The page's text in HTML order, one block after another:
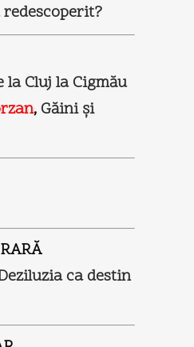
la Cluj la Cigmău
, Găini şi
ca destin